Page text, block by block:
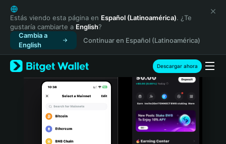
English
日本語
Tiếng Việt
Русский
Español (Latinoamérica)
Türkçe
Italiano
Português (Portugal)
Estás viendo esta página en Español (Latinoamérica). ¿Te
gustaría cambiarte a English?
Cambia a
English
Continuar en Español (Latinoamérica)
Descargar ahora